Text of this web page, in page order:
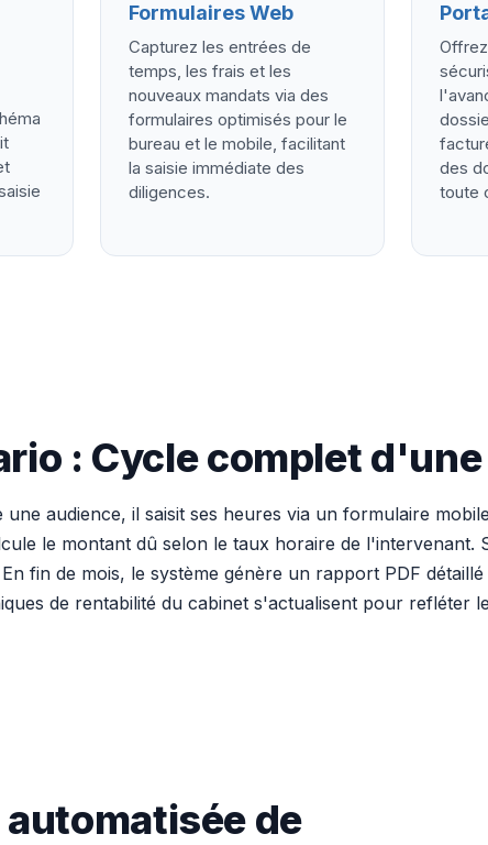
Formulaires Web
Capturez les entrées de
temps, les frais et les
nouveaux mandats via des
formulaires optimisés pour le
bureau et le mobile, facilitant
la saisie immédiate des
diligences.
des
toute
: Cycle complet
audience, il saisit ses heures via un formulaire
le montant dû selon le taux horaire de l'intervenant.
fin de mois, le système génère un rapport PDF
de rentabilité du cabinet s'actualisent pour refléter
de